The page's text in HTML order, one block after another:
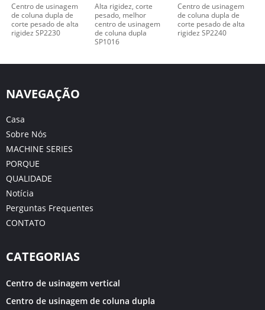
Centro de usinagem
de coluna dupla de
corte pesado de alta
rigidez SP2230
Alta rigidez, corte
pesado, melhor
centro de usinagem
de coluna dupla
SP1016
Centro de usinagem
de coluna dupla de
corte pesado de alta
rigidez SP2240
NAVEGAÇÃO
Casa
Sobre Nós
MACHINE SERIES
PORQUE
QUALIDADE
Notícia
Perguntas Frequentes
CONTATO
CATEGORIAS
Centro de usinagem vertical
Centro de usinagem de coluna dupla